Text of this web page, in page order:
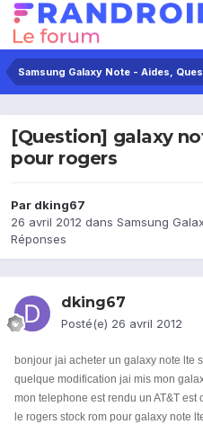
Samsung Galaxy Note - Aides,
[Question] galaxy
pour rogers
Par dking67
26 avril 2012 dans Samsung
Réponses
dking67
Posté(e) 26 avril 2012
bonjour jai acheter un galaxy note lte
quelque modification jai mis mon
mon telephone est rendu un AT&T
le rogers stock rom pour galaxy note